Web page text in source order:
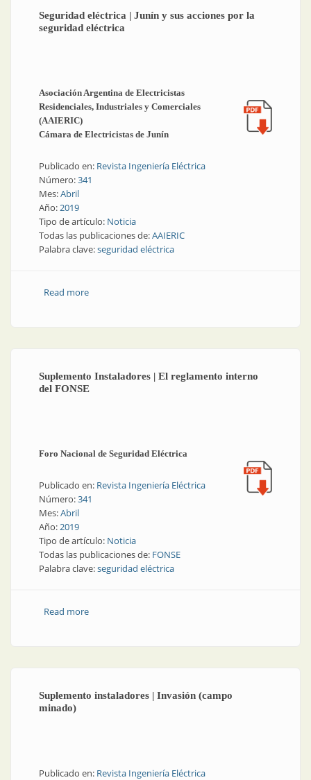
Seguridad eléctrica | Junín y sus acciones por la
seguridad eléctrica
Asociación Argentina de Electricistas
Residenciales, Industriales y Comerciales
(AAIERIC)
Cámara de Electricistas de Junín
Publicado en: Revista Ingeniería Eléctrica
Número:341
Mes:Abril
Año:2019
Tipo de artículo: Noticia
Todas las publicaciones de:AAIERIC
Palabra clave:seguridad eléctrica
Read moreabout Seguridad eléctrica | Junín y sus acciones por la
Suplemento Instaladores | El reglamento interno
del FONSE
Foro Nacional de Seguridad Eléctrica
Publicado en: Revista Ingeniería Eléctrica
Número:341
Mes:Abril
Año:2019
Tipo de artículo: Noticia
Todas las publicaciones de: FONSE
Palabra clave:seguridad eléctrica
Read moreabout Suplemento Instaladores | El reglamento
Suplemento instaladores | Invasión (campo
minado)
Publicado en: Revista Ingeniería Eléctrica